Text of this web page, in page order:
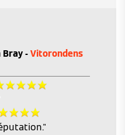
Bray - Vitorondens